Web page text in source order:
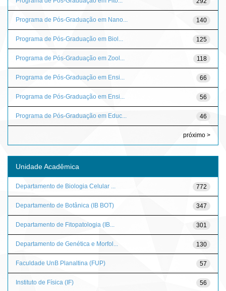
140
Programa de Pós-Graduação em Nano...
125
Programa de Pós-Graduação em Biol...
118
Programa de Pós-Graduação em Zool...
66
Programa de Pós-Graduação em Ensi...
56
Programa de Pós-Graduação em Ensi...
46
Programa de Pós-Graduação em Educ...
próximo >
Unidade Acadêmica
772
Departamento de Biologia Celular ...
347
Departamento de Botânica (IB BOT)
301
Departamento de Fitopatologia (IB...
130
Departamento de Genética e Morfol...
57
Faculdade UnB Planaltina (FUP)
56
Instituto de Física (IF)